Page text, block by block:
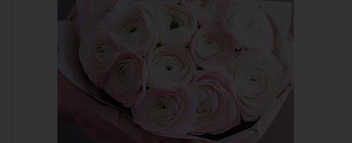
ранункулюс, лента, дизайнерская
упаковка